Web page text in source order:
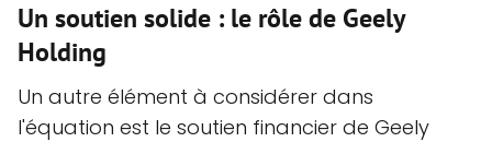
Un soutien solide : le rôle de Geely
Holding
Un autre élément à considérer dans
l'équation est le soutien financier de Geely